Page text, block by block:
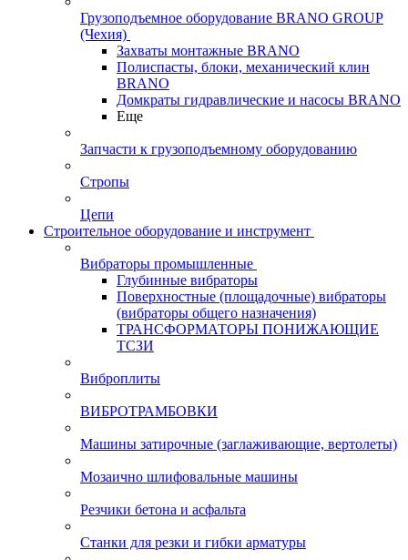
Грузоподъемное оборудование BRANO GROUP
(Чехия)
Захваты монтажные BRANO
Полиспасты, блоки, механический клин
BRANO
Домкраты гидравлические и насосы BRANO
Еще
Запчасти к грузоподъемному оборудованию
Стропы
Цепи
Строительное оборудование и инструмент
Вибраторы промышленные
Глубинные вибраторы
Поверхностные (площадочные) вибраторы
(вибраторы общего назначения)
ТРАНСФОРМАТОРЫ ПОНИЖАЮЩИЕ
ТСЗИ
Виброплиты
ВИБРОТРАМБОВКИ
Машины затирочные (заглаживающие, вертолеты)
Мозаично шлифовальные машины
Резчики бетона и асфальта
Станки для резки и гибки арматуры